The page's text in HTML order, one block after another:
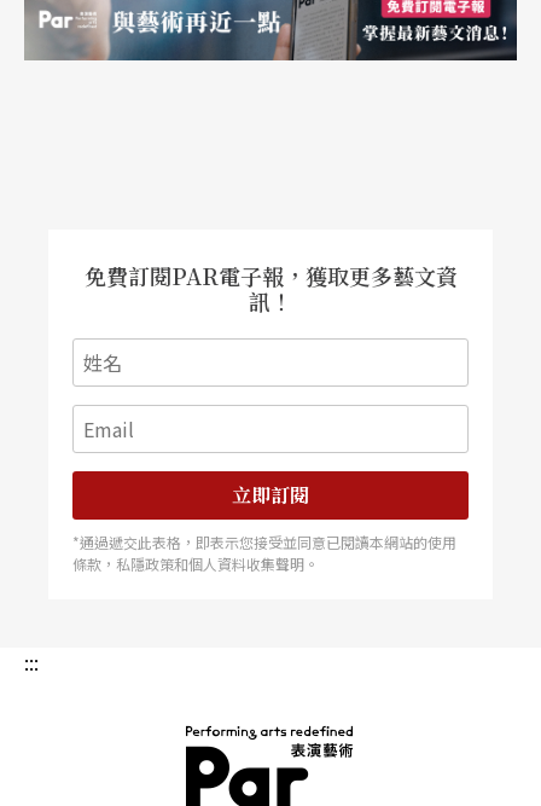
曲目。「貝多芬之夜」演出的是李斯特《幻想
曲》、高大宜的《嘉蘭塔舞曲》Dances of Galánt
曲》。
創作於一九三三年的《嘉蘭塔舞曲》，是高大宜為
紀念布達佩斯愛樂協會八十週年所創作的作品。這
首作品曲名中的「嘉蘭塔」（當時位於匈牙利北
方，現於斯洛伐克境內）是高大宜年少時期居住過
的地方，高大宜曾自述在此生活的七年是年少記憶
中最美好的日子，因此嘉蘭塔地區的吉普賽音樂就
此，由共同根植於匈牙利數百年傳統的瓦薩里與匈
二○○一年首次訪台演奏此曲後，令人再次期待的
免費訂閱PAR電子報，獲取更多藝文資
訊！
立即訂閱
*通過遞交此表格，即表示您接受並同意已閱讀本網站的使用
條款，私隱政策和個人資料收集聲明。
:::